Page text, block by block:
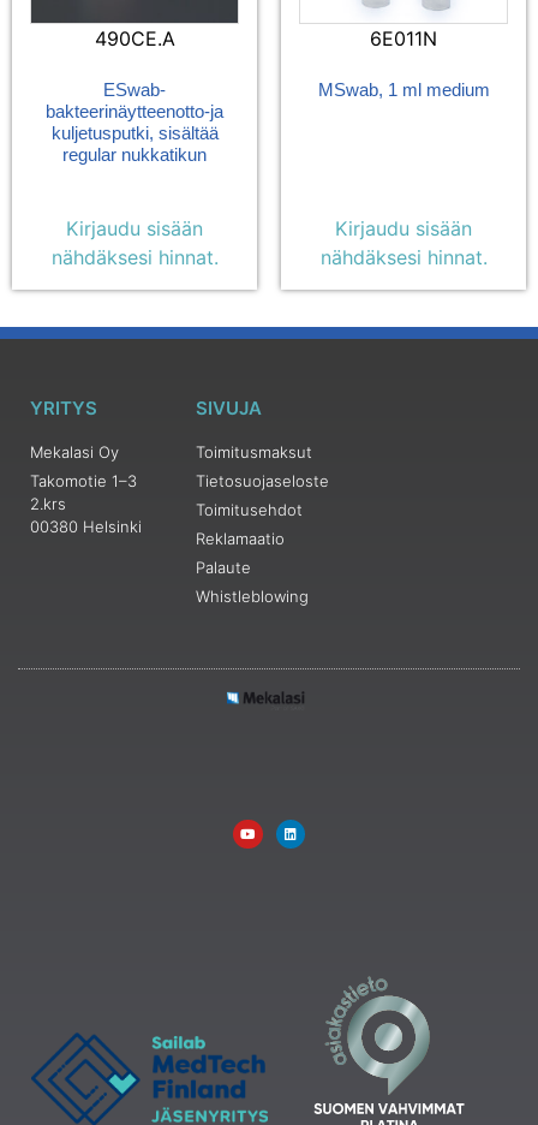
490CE.A
ESwab-
bakteerinäytteenotto-ja
kuljetusputki, sisältää
regular nukkatikun
Kirjaudu sisään
nähdäksesi hinnat.
6E011N
MSwab, 1 ml medium
Kirjaudu sisään
nähdäksesi hinnat.
YRITYS
Mekalasi Oy
Takomotie 1–3
2.krs
00380 Helsinki
SIVUJA
Toimitusmaksut
Tietosuojaseloste
Toimitusehdot
Reklamaatio
Palaute
Whistleblowing